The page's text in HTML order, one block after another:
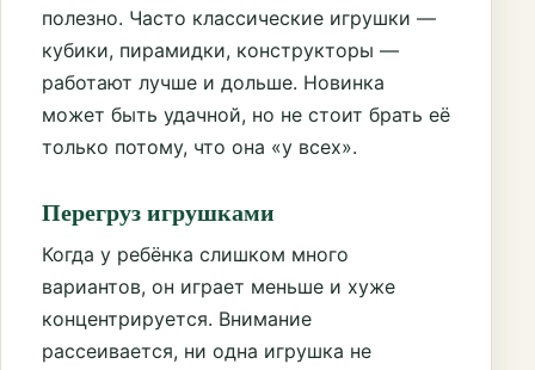
полезно. Часто классические игрушки —
кубики, пирамидки, конструкторы —
работают лучше и дольше. Новинка
может быть удачной, но не стоит брать её
только потому, что она «у всех».
Перегруз игрушками
Когда у ребёнка слишком много
вариантов, он играет меньше и хуже
концентрируется. Внимание
рассеивается, ни одна игрушка не